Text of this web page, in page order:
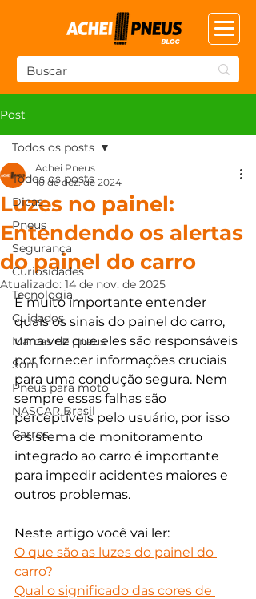
Post
Todos os posts
Dicas
Pneus
Segurança
Curiosidades
Tecnologia
Cuidados
Marcas de pneus
Som
Pneus para moto
NASCAR Brasil
Carros
Todos os posts
Luzes no painel:
Entendendo os alertas
do painel do carro
Achei Pneus
10 de dez. de 2024
Atualizado: 14 de nov. de 2025
É muito importante entender
quais os sinais do painel do carro,
uma vez que eles são responsáveis
por fornecer informações cruciais
para uma condução segura. Nem
sempre essas falhas são
perceptíveis pelo usuário, por isso
o sistema de monitoramento
integrado ao carro é importante
para impedir acidentes maiores e
outros problemas.
Neste artigo você vai ler:
O que são as luzes do painel do
carro?
Qual o significado das cores de